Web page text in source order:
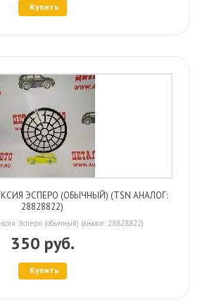
Купить
ЭСПЕРО (ОБЫЧНЫЙ) (TSN АНАЛОГ:
28828822)
Эсперо (обычный) (аналог: 28828822)
350 руб.
Купить